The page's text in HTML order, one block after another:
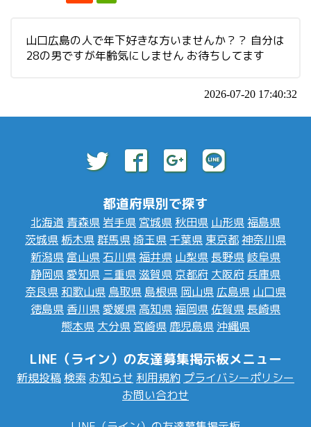
山口広島の人で年下好きな方いませんか？？ 自分は
28の男ですが年齢気にしません お待ちしてます
2026-07-20 17:40:32
都道府県別で探す
北海道 青森県 岩手県 宮城県 秋田県 山形県福島県
茨城県 栃木県群馬県埼玉県 千葉県 東京都神奈川県
新潟県 富山県 石川県福井県 山梨県 長野県 岐阜県
静岡県愛知県 三重県滋賀県 京都府 大阪府 兵庫県
奈良県 和歌山県 鳥取県 島根県 岡山県 広島県 山口県
徳島県 香川県愛媛県 高知県福岡県 佐賀県 長崎県
熊本県 大分県 宮崎県 鹿児島県 沖縄県
LINE（ライン）の友達募集掲示板メニュー
新規投稿 検索 お知らせ 利用規約 プライバシーポリシー
お問い合わせ